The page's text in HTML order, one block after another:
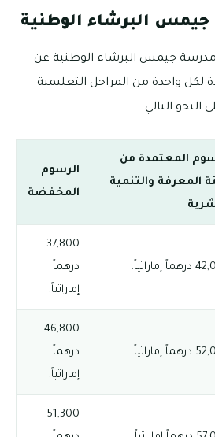
البرشاء الوطنية
مدرسة جيمس البرشاء الوطنية عن
لكل واحدة من المراحل التعليمية
النحو التالي:
المعتمدة من
المعرفة والتنمية
الرسوم
المخفضة
إماراتياً.
37,800
درهماً
إماراتياً.
إماراتياً.
46,800
درهماً
إماراتياً.
51,300